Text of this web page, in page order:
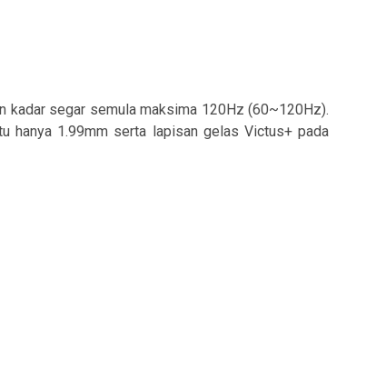
kadar segar semula maksima 120Hz (60~120Hz).
hanya 1.99mm serta lapisan gelas Victus+ pada